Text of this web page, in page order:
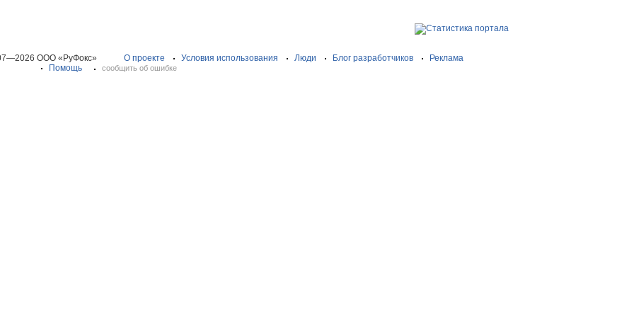
ООО «РуФокс» О проекте Условия использования Люди Блог разработчиков
Реклама
Помощь
сообщить об ошибке